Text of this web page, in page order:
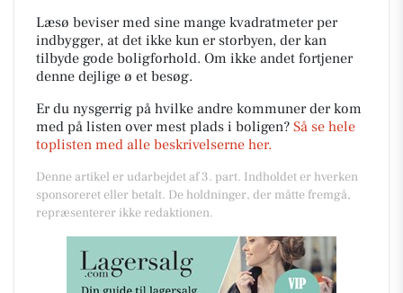
Læsø beviser med sine mange kvadratmeter per
indbygger, at det ikke kun er storbyen, der kan
tilbyde gode boligforhold. Om ikke andet fortjener
denne dejlige ø et besøg.
Er du nysgerrig på hvilke andre kommuner der kom
med på listen over mest plads i boligen? Så se hele
toplisten med alle beskrivelserne her.
Denne artikel er udarbejdet af 3. part. Indholdet er hverken
sponsoreret eller betalt. De holdninger, der måtte fremgå,
repræsenterer ikke redaktionen.